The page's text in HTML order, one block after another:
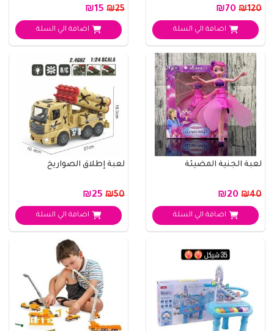
₪120
اضافة الي السلة
₪25
اضافة الي السلة
لعبة الجنية المضيئة
₪40
اضافة الي السلة
لعبة إطلاق الصواريخ
₪50
اضافة الي السلة